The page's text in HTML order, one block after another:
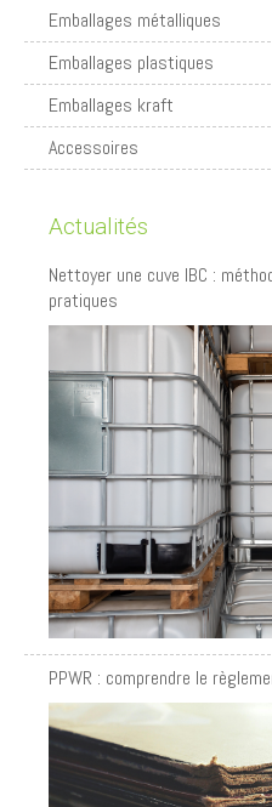
Emballages métalliques
Emballages plastiques
Emballages kraft
Accessoires
Actualités
Nettoyer une cuve IBC :
pratiques
PPWR : comprendre le